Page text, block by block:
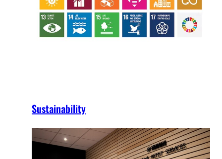
Sustainability